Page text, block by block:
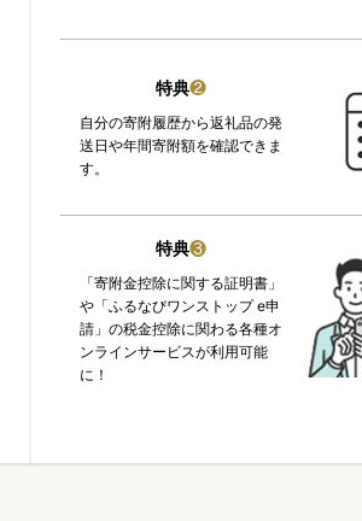
特典❷
自分の寄附履歴から返礼品の発
送日や年間寄附額を確認できま
す。
特典❸
「寄附金控除に関する証明書」
や「ふるなびワンストップ e申
請」の税金控除に関わる各種オ
ンラインサービスが利用可能
に！